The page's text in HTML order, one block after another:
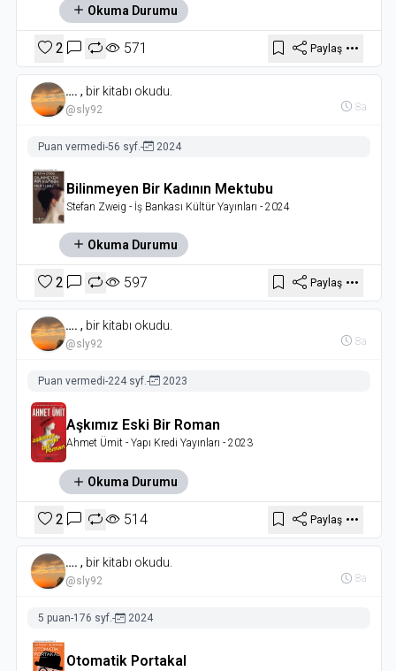
Okuma Durumu
2 571 Paylaş
…. , bir kitabı okudu.
@sly92 8a
Puan vermedi-56 syf.- 2024
Bilinmeyen Bir Kadının Mektubu
Stefan Zweig - İş Bankası Kültür Yayınları - 2024
Okuma Durumu
2 597 Paylaş
…. , bir kitabı okudu.
@sly92 8a
Puan vermedi-224 syf.- 2023
Aşkımız Eski Bir Roman
Ahmet Ümit - Yapı Kredi Yayınları - 2023
Okuma Durumu
2 514 Paylaş
…. , bir kitabı okudu.
@sly92 8a
5 puan-176 syf.- 2024
Otomatik Portakal